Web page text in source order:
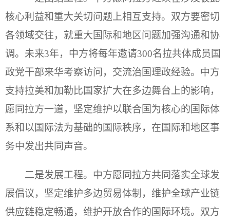
核心利益和重大关切问题上相互支持。双方要密切
各领域交往，就重大国际和地区问题加强沟通和协
调。未来3年，中方将每年邀请300名拉共体成员国
政党干部来华考察访问，交流治国理政经验。中方
支持拉美和加勒比国家扩大在多边舞台上的影响，
愿同拉方一道，坚定维护以联合国为核心的国际体
系和以国际法为基础的国际秩序，在国际和地区事
务中发出共同声音。
二是发展工程。中方愿同拉方共同落实全球发
展倡议，坚定维护多边贸易体制，维护全球产业链
供应链稳定畅通，维护开放合作的国际环境。双方